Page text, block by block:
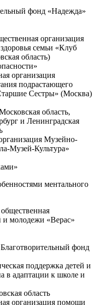
фонд «Надежда»
организация
семьи «Клуб
область)
организация
подрастающего
Сестры» (Москва)
область,
и Ленинградская
Музейно-
Музей-Культура»
ментального
и молодежи «Верас»
фонд
поддержка детей и
в адаптации к школе и
область
организация помощи